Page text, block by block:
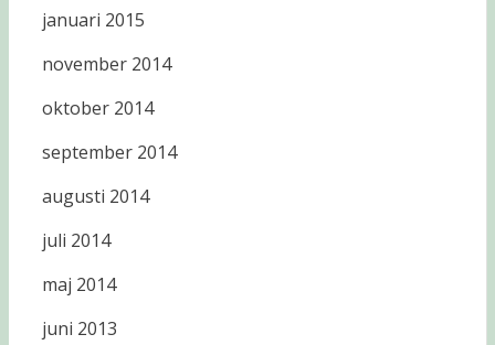
januari 2015
november 2014
oktober 2014
september 2014
augusti 2014
juli 2014
maj 2014
juni 2013